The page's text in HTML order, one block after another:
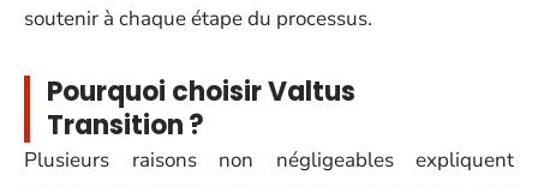
soutenir à chaque étape du processus.
Pourquoi choisir Valtus
Transition ?
Plusieurs raisons non négligeables expliquent